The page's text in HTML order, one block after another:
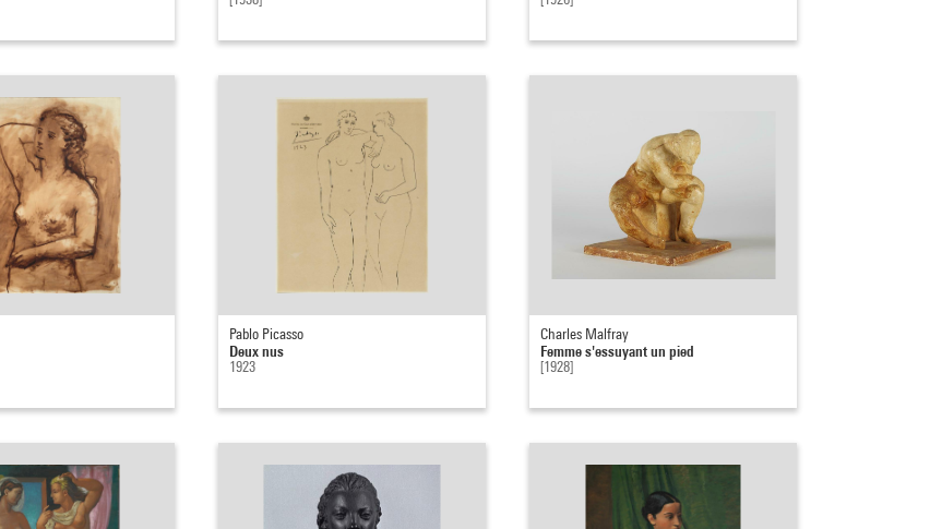
Pablo Picasso
Deux nus
1923
Charles Malfray
Femme s'essuyant un pied
[1928]